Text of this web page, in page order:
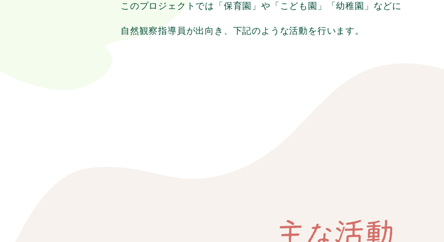
このプロジェクトでは「保育園」や 「こども園」「幼稚園」などに
自然観察指導員が出向き、 下記のような活動を行います。